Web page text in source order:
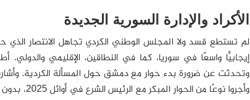
الأكراد والإدارة السورية الجديدة
لم تستطع قسد ولا المجلس الوطني الكردي تجاهل الانتصار الذي
إيجابيًّا واسعًا في سوريا، كما في النطاقين، الإقليمي
وتحدثت عن ضرورة بدء حوار مع دمشق حول المسألة الكردية.
وأجروا